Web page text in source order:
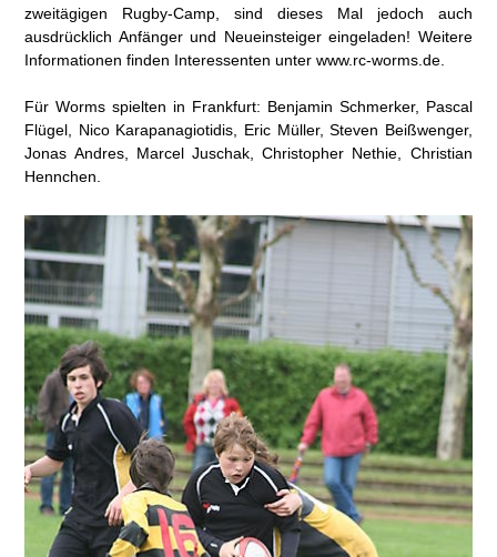
zweitägigen Rugby-Camp, sind dieses Mal jedoch auch
ausdrücklich Anfänger und Neueinsteiger eingeladen! Weitere
Informationen finden Interessenten unter www.rc-worms.de.
Für Worms spielten in Frankfurt: Benjamin Schmerker, Pascal
Flügel, Nico Karapanagiotidis, Eric Müller, Steven Beißwenger,
Jonas Andres, Marcel Juschak, Christopher Nethie, Christian
Hennchen.